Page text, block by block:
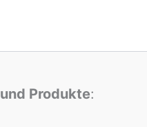
und Produkte: